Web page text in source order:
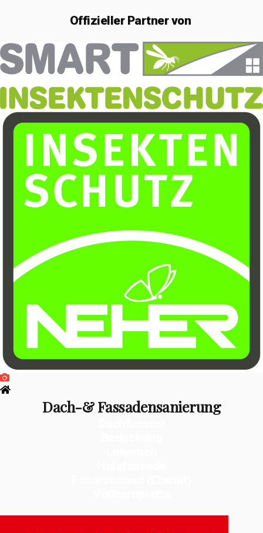
OffiziellerPartner von
Dach-& Fassadensanierung